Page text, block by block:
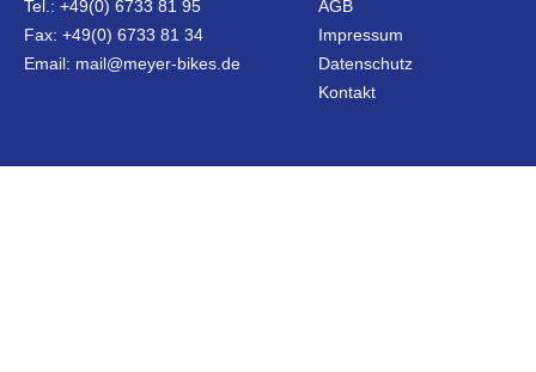
Tel.: +49(0) 6733 81 95
Fax: +49(0) 6733 81 34
Email: mail@meyer-bikes.de
AGB
Impressum
Datenschutz
Kontakt